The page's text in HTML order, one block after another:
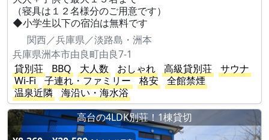
（寝具は１２名様分のご用意です）
◆小学生以下の宿泊は無料です
関西／兵庫県／淡路島・洲本
兵庫県洲本市由良町由良7-1
貸別荘
BBQ 大人数 おしゃれ 高級貸別荘
サウナ
Wi-Fi
子連れ・ファミリー 格安
全館禁煙
温泉近隣
海沿い・海水浴
高台の4LDK別荘！1棟貸切